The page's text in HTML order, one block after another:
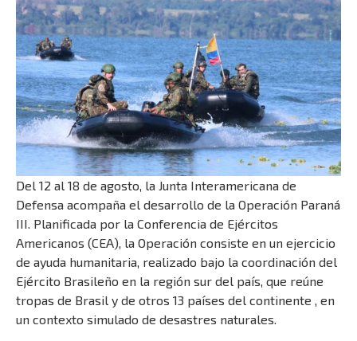
Del 12 al 18 de agosto, la Junta Interamericana de
Defensa acompaña el desarrollo de la Operación Paraná
III. Planificada por la Conferencia de Ejércitos
Americanos (CEA), la Operación consiste en un ejercicio
de ayuda humanitaria, realizado bajo la coordinación del
Ejército Brasileño en la región sur del país, que reúne
tropas de Brasil y de otros 13 países del continente , en
un contexto simulado de desastres naturales.